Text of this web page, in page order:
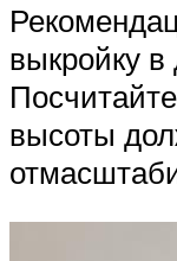
выкройку
высоты